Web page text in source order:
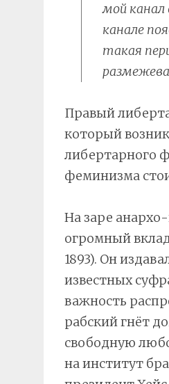
мой канал
канале
такая
Правый
который
либертарного
феминизма
На заре
огромный
1893). Он
известных
важность
рабский гнёт
свободную
на институт